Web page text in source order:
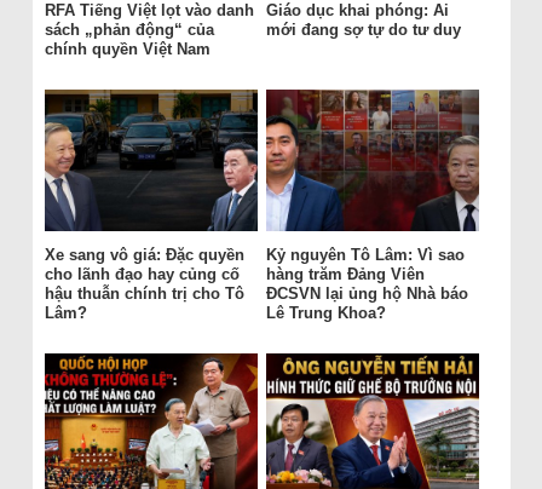
RFA Tiếng Việt lọt vào danh
sách „phản động“ của
chính quyền Việt Nam
Giáo dục khai phóng: Ai
mới đang sợ tự do tư duy
Xe sang vô giá: Đặc quyền
cho lãnh đạo hay củng cố
hậu thuẫn chính trị cho Tô
Lâm?
Kỷ nguyên Tô Lâm: Vì sao
hàng trăm Đảng Viên
ĐCSVN lại ủng hộ Nhà báo
Lê Trung Khoa?